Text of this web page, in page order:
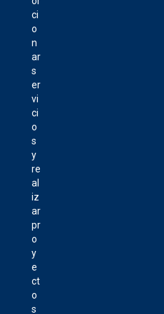
ci
o
n
ar
s
er
vi
ci
o
s
y
re
al
iz
ar
pr
o
y
e
ct
o
s